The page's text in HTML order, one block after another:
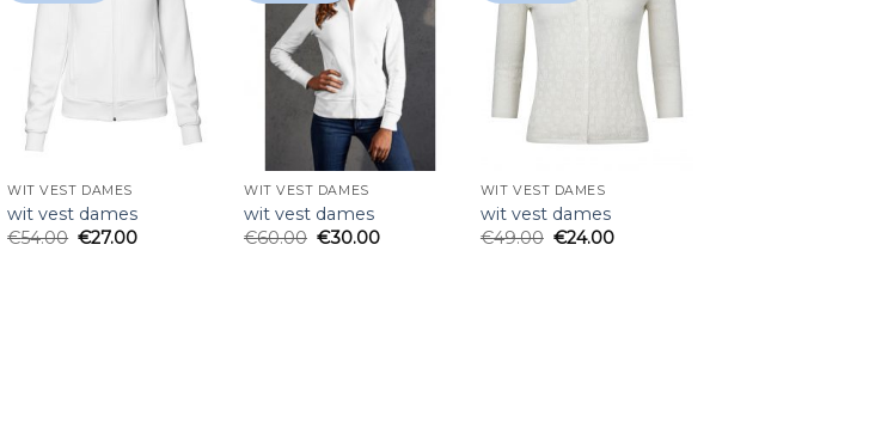
WIT VEST DAMES
wit vest dames
€54.00 €27.00
WIT VEST DAMES
wit vest dames
€60.00 €30.00
WIT VEST DAMES
wit vest dames
€49.00 €24.00